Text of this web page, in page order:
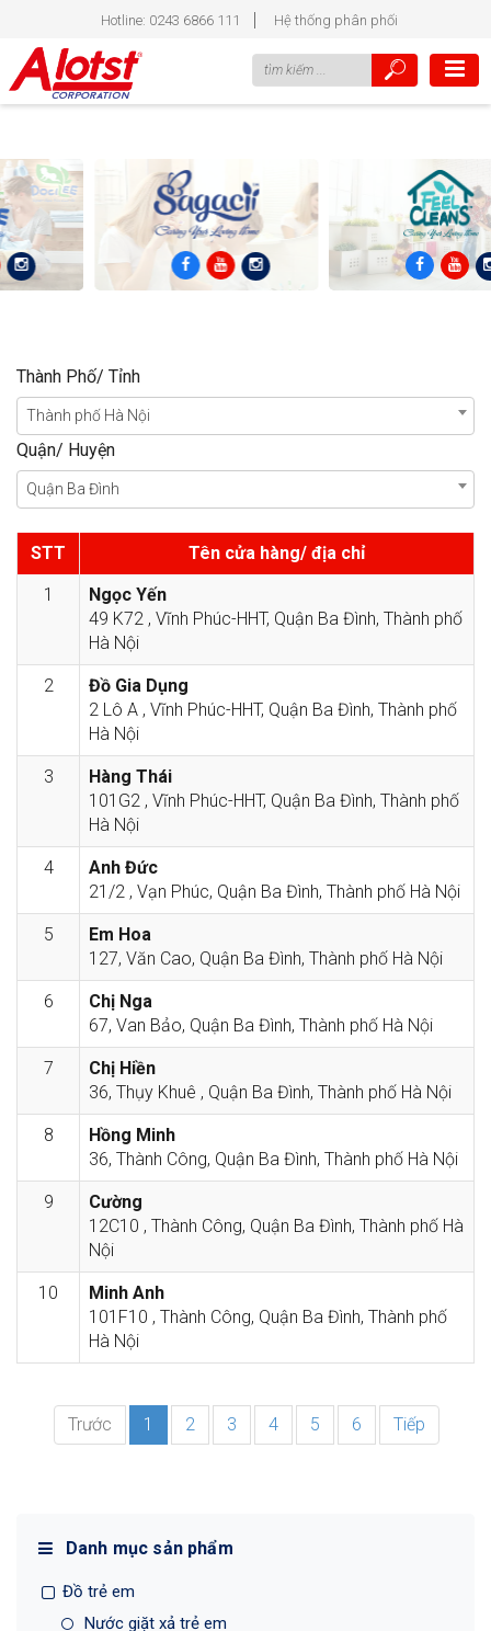
Hotline: 0243 6866 111 Hệ thống phân phối
Thành Phố/ Tỉnh
Thành phố Hà Nội
Quận/ Huyện
Quận Ba Đình
STT
Tên cửa hàng/ địa chỉ
1
Ngọc Yến
49 K72 , Vĩnh Phúc-HHT, Quận Ba Đình, Thành phố
Hà Nội
2
Đồ Gia Dụng
2 Lô A , Vĩnh Phúc-HHT, Quận Ba Đình, Thành phố
Hà Nội
3
Hàng Thái
101G2 , Vĩnh Phúc-HHT, Quận Ba Đình, Thành phố
Hà Nội
4
Anh Đức
21/2 , Vạn Phúc, Quận Ba Đình, Thành phố Hà Nội
5
Em Hoa
127, Văn Cao, Quận Ba Đình, Thành phố Hà Nội
6
Chị Nga
67, Van Bảo, Quận Ba Đình, Thành phố Hà Nội
7
Chị Hiền
36, Thụy Khuê , Quận Ba Đình, Thành phố Hà Nội
8
Hồng Minh
36, Thành Công, Quận Ba Đình, Thành phố Hà Nội
9
Cường
12C10 , Thành Công, Quận Ba Đình, Thành phố Hà
Nội
10
Minh Anh
101F10 , Thành Công, Quận Ba Đình, Thành phố
Hà Nội
Trước 1 2 3 4 5 6 Tiếp
Danh mục sản phẩm
Đồ trẻ em
Nước giặt xả trẻ em